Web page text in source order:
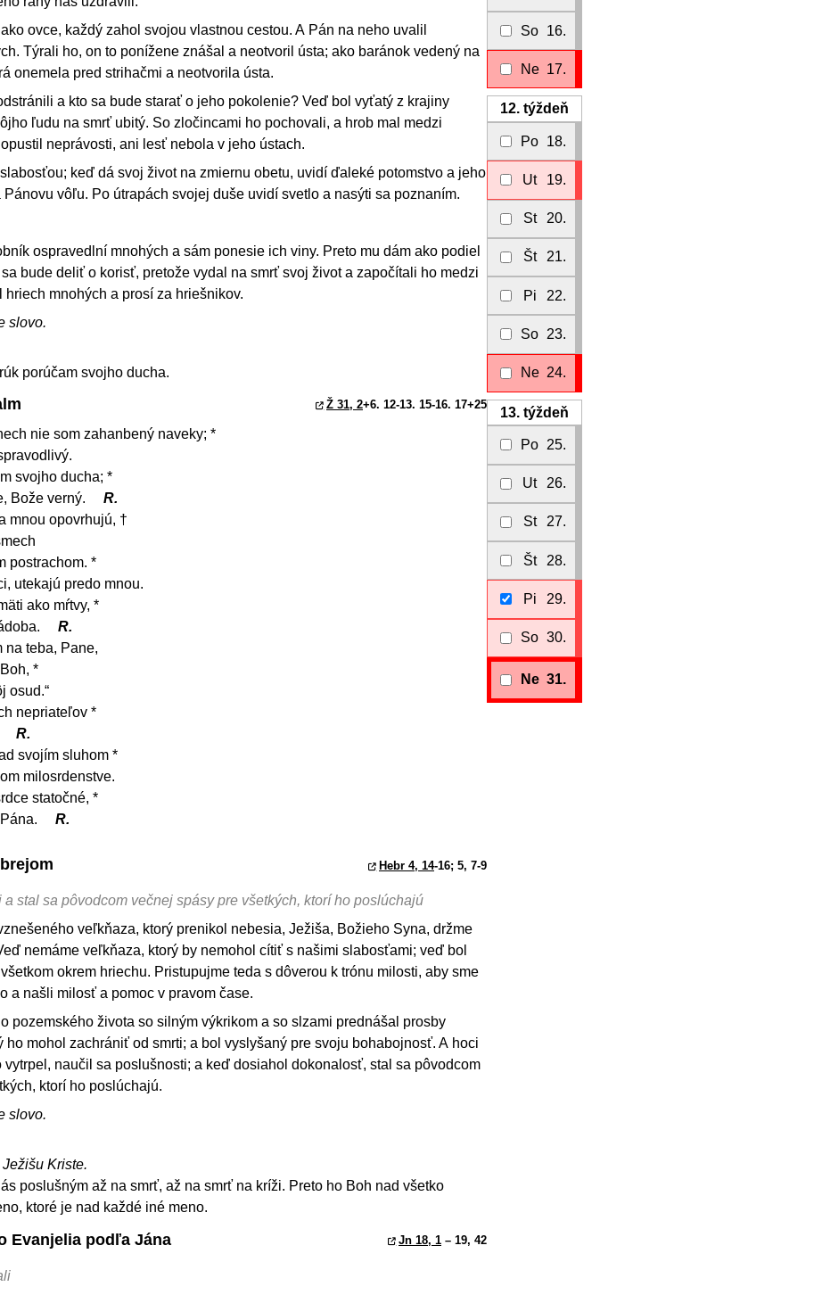
ovce, každý zahol svojou vlastnou cestou. A Pán na neho uvalil
Týrali ho, on to ponížene znášal a neotvoril ústa; ako baránok vedený na
onemela pred strihačmi a neotvorila ústa.
a kto sa bude starať o jeho pokolenie? Veď bol vyťatý z krajiny
ľudu na smrť ubitý. So zločincami ho pochovali, a hrob mal medzi
neprávosti, ani lesť nebola v jeho ústach.
keď dá svoj život na zmiernu obetu, uvidí ďaleké potomstvo a jeho
vôľu. Po útrapách svojej duše uvidí svetlo a nasýti sa poznaním.
ospravedlní mnohých a sám ponesie ich viny. Preto mu dám ako podiel
bude deliť o korisť, pretože vydal na smrť svoj život a započítali ho medzi
mnohých a prosí za hriešnikov.
slovo.
porúčam svojho ducha.
Ž 31, 2+6. 12-13. 15-16. 17+25
nie som zahanbený naveky; *
svojho ducha; *
Bože verný.
R.
mnou opovrhujú, †
postrachom. *
utekajú predo mnou.
ako mŕtvy, *
R.
na teba, Pane,
*
osud.“
nepriateľov *
R.
svojím sluhom *
milosrdenstve.
statočné, *
R.
Hebr 4, 14-16; 5, 7-9
stal sa pôvodcom večnej spásy pre všetkých, ktorí ho poslúchajú
veľkňaza, ktorý prenikol nebesia, Ježiša, Božieho Syna, držme
nemáme veľkňaza, ktorý by nemohol cítiť s našimi slabosťami; veď bol
okrem hriechu. Pristupujme teda s dôverou k trónu milosti, aby sme
a našli milosť a pomoc v pravom čase.
pozemského života so silným výkrikom a so slzami prednášal prosby
ho mohol zachrániť od smrti; a bol vyslyšaný pre svoju bohabojnosť. A hoci
vytrpel, naučil sa poslušnosti; a keď dosiahol dokonalosť, stal sa pôvodcom
ktorí ho poslúchajú.
slovo.
Kriste.
poslušným až na smrť, až na smrť na kríži. Preto ho Boh nad všetko
ktoré je nad každé iné meno.
Evanjelia podľa Jána Jn 18, 1 – 19, 42
So 16.
Ne 17.
12. týždeň
Po 18.
Ut 19.
St 20.
Št 21.
Pi 22.
So 23.
Ne 24.
13. týždeň
Po 25.
Ut 26.
St 27.
Št 28.
Pi 29.
So 30.
Ne 31.